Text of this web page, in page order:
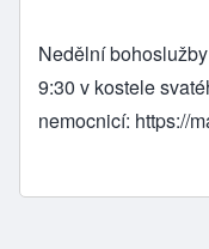
Nedělní
9:30 v kostele
nemocnicí: https://